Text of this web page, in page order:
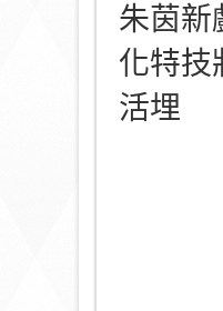
朱茵新
化特技
活埋